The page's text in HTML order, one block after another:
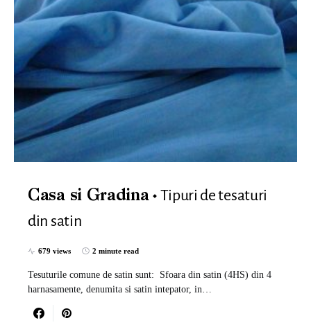
Casa si Gradina
Tipuri de tesaturi
din satin
679 views 2 minute read
Tesuturile comune de satin sunt: ​​ Sfoara din satin (4HS) din 4
harnasamente, denumita si satin intepator, in…